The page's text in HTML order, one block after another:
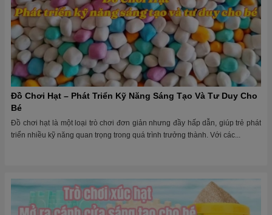
Đồ Chơi Hạt – Phát Triển Kỹ Năng Sáng Tạo Và Tư Duy Cho
Bé
Đồ chơi hạt là một loại trò chơi đơn giản nhưng đầy hấp dẫn, giúp trẻ phát
triển nhiều kỹ năng quan trọng trong quá trình trưởng thành. Với các...